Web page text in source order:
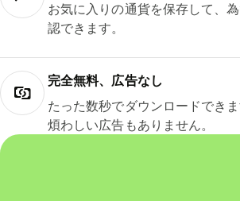
お気に入りの通貨を保存して、
認できます。
完全無料、広告なし
たった数秒でダウンロードできま
煩わしい広告もありません。